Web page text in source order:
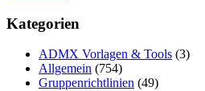
Kategorien
ADMX Vorlagen & Tools (3)
Allgemein (754)
Gruppenrichtlinien (49)